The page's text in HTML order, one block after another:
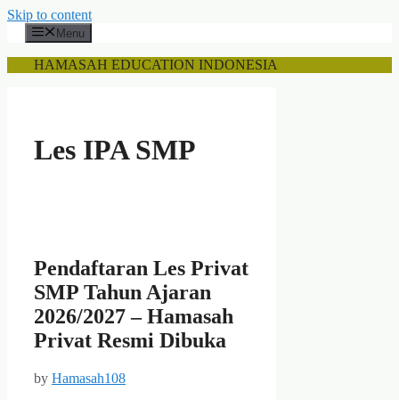
Skip to content
Menu
HAMASAH EDUCATION INDONESIA
Les IPA SMP
Pendaftaran Les Privat
SMP Tahun Ajaran
2026/2027 – Hamasah
Privat Resmi Dibuka
by Hamasah108